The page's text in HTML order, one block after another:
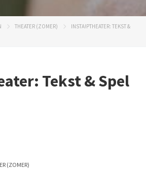
THEATER (ZOMER)
INSTA!PTHEATER: TEKST &
Tekst & Spel
(ZOMER)